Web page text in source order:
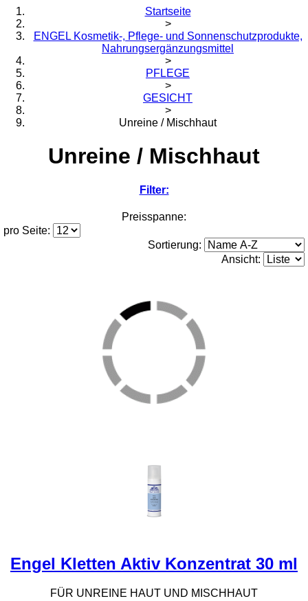
Startseite
>
ENGEL Kosmetik-, Pflege- und Sonnenschutzprodukte,
Nahrungsergänzungsmittel
>
PFLEGE
>
GESICHT
>
Unreine / Mischhaut
Unreine / Mischhaut
Filter:
Preisspanne:
pro Seite:
Sortierung:
Ansicht:
Engel Kletten Aktiv Konzentrat 30 ml
FÜR UNREINE HAUT UND MISCHHAUT